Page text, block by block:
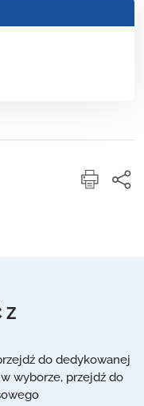
Z
do dedykowanej
wyborze, przejdź do